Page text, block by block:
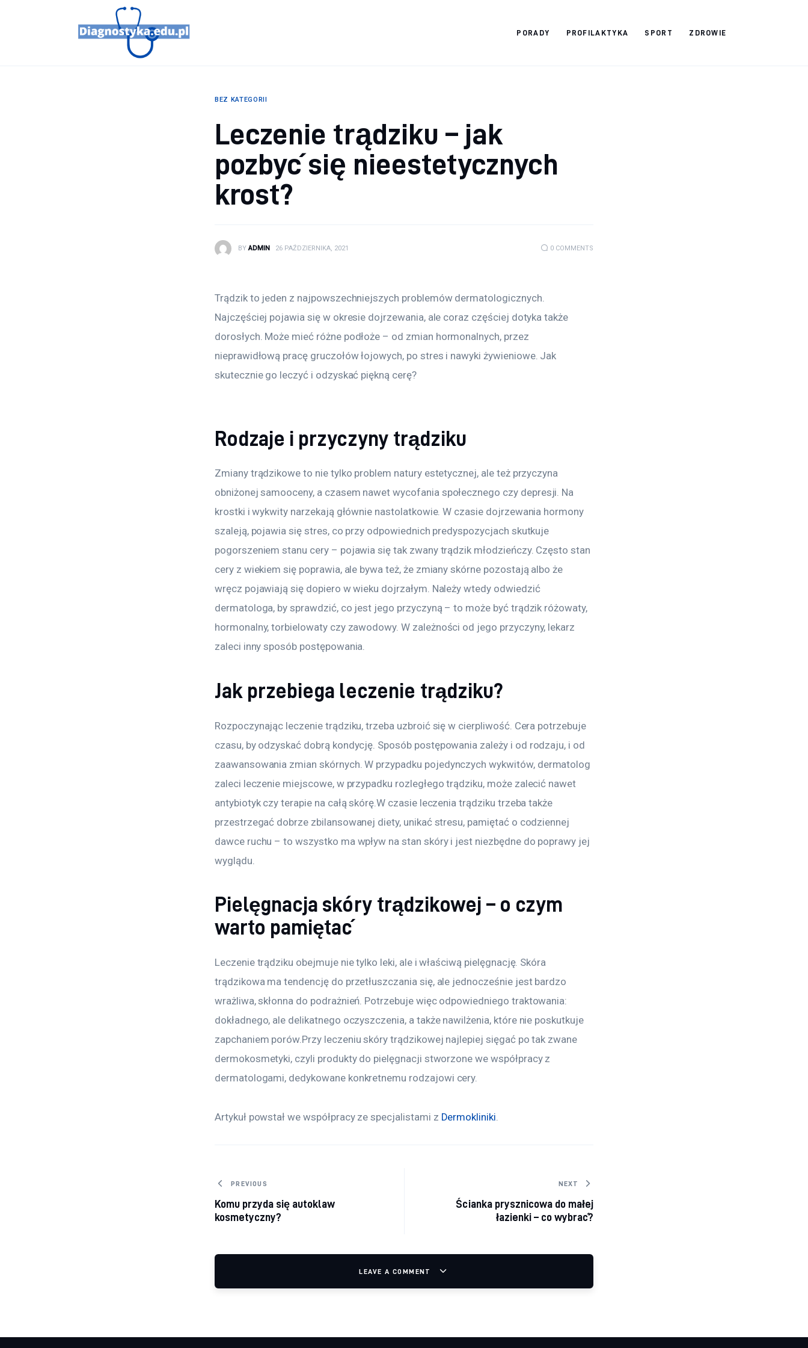
PORADY PROFILAKTYKA SPORT ZDROWIE
BEZ KATEGORII
Leczenie trądziku – jak
pozbyć się nieestetycznych
krost?
BY ADMIN 26 PAŹDZIERNIKA, 2021 0 COMMENTS
Trądzik to jeden z najpowszechniejszych problemów dermatologicznych.
Najczęściej pojawia się w okresie dojrzewania, ale coraz częściej dotyka także
dorosłych. Może mieć różne podłoże – od zmian hormonalnych, przez
nieprawidłową pracę gruczołów łojowych, po stres i nawyki żywieniowe. Jak
skutecznie go leczyć i odzyskać piękną cerę?
Rodzaje i przyczyny trądziku
Zmiany trądzikowe to nie tylko problem natury estetycznej, ale też przyczyna
obniżonej samooceny, a czasem nawet wycofania społecznego czy depresji. Na
krostki i wykwity narzekają głównie nastolatkowie. W czasie dojrzewania hormony
szaleją, pojawia się stres, co przy odpowiednich predyspozycjach skutkuje
pogorszeniem stanu cery – pojawia się tak zwany trądzik młodzieńczy. Często stan
cery z wiekiem się poprawia, ale bywa też, że zmiany skórne pozostają albo że
wręcz pojawiają się dopiero w wieku dojrzałym. Należy wtedy odwiedzić
dermatologa, by sprawdzić, co jest jego przyczyną – to może być trądzik różowaty,
hormonalny, torbielowaty czy zawodowy. W zależności od jego przyczyny, lekarz
zaleci inny sposób postępowania.
Jak przebiega leczenie trądziku?
Rozpoczynając leczenie trądziku, trzeba uzbroić się w cierpliwość. Cera potrzebuje
czasu, by odzyskać dobrą kondycję. Sposób postępowania zależy i od rodzaju, i od
zaawansowania zmian skórnych. W przypadku pojedynczych wykwitów, dermatolog
zaleci leczenie miejscowe, w przypadku rozległego trądziku, może zalecić nawet
antybiotyk czy terapie na całą skórę.W czasie leczenia trądziku trzeba także
przestrzegać dobrze zbilansowanej diety, unikać stresu, pamiętać o codziennej
dawce ruchu – to wszystko ma wpływ na stan skóry i jest niezbędne do poprawy jej
wyglądu.
Pielęgnacja skóry trądzikowej – o czym
warto pamiętać
Leczenie trądziku obejmuje nie tylko leki, ale i właściwą pielęgnację. Skóra
trądzikowa ma tendencję do przetłuszczania się, ale jednocześnie jest bardzo
wrażliwa, skłonna do podrażnień. Potrzebuje więc odpowiedniego traktowania:
dokładnego, ale delikatnego oczyszczenia, a także nawilżenia, które nie poskutkuje
zapchaniem porów.Przy leczeniu skóry trądzikowej najlepiej sięgać po tak zwane
dermokosmetyki, czyli produkty do pielęgnacji stworzone we współpracy z
dermatologami, dedykowane konkretnemu rodzajowi cery.
Artykuł powstał we współpracy ze specjalistami z Dermokliniki.
Nawigacja wpisu
PREVIOUS
Komu przyda się autoklaw
kosmetyczny?
NEXT
Ścianka prysznicowa do małej
łazienki – co wybrać?
LEAVE A COMMENT